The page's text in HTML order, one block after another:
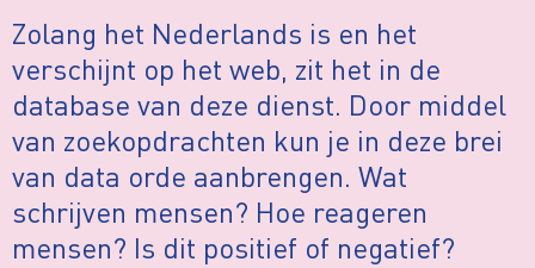
Zolang het Nederlands is en het
verschijnt op het web, zit het in de
database van deze dienst. Door middel
van zoekopdrachten kun je in deze brei
van data orde aanbrengen. Wat
schrijven mensen? Hoe reageren
mensen? Is dit positief of negatief?